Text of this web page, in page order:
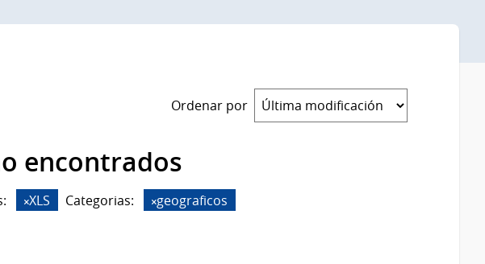
Ordenar por
encontrados
XLS Categorias: geograficos